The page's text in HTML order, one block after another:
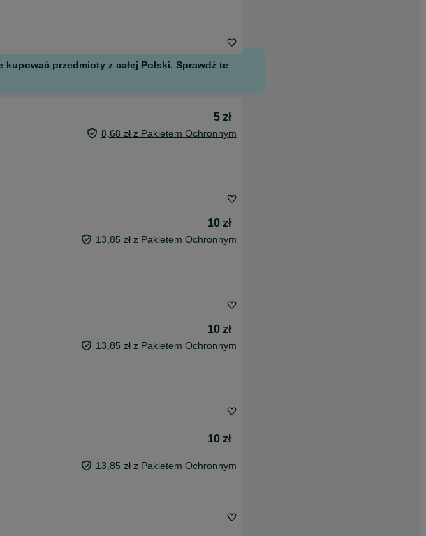
przedmioty z całej Polski. Sprawdź te
5 zł
8,68 zł z Pakietem Ochronnym
10 zł
13,85 zł z Pakietem Ochronnym
10 zł
13,85 zł z Pakietem Ochronnym
10 zł
13,85 zł z Pakietem Ochronnym